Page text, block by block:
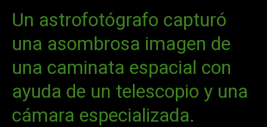
Un astrofotógrafo capturó
una asombrosa imagen de
una caminata espacial con
ayuda de un telescopio y una
cámara especializada.